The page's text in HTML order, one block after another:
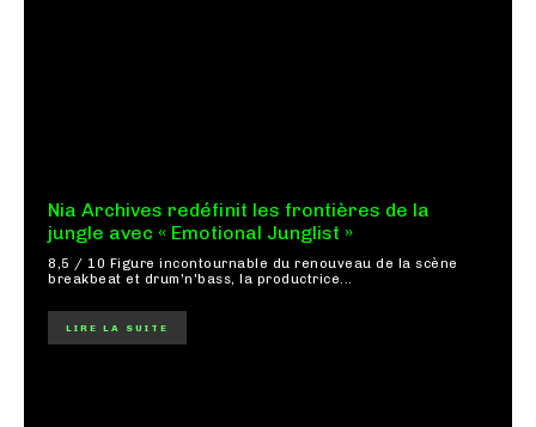
Nia Archives redéfinit les frontières de la
jungle avec « Emotional Junglist »
8,5 / 10 Figure incontournable du renouveau de la scène
breakbeat et drum'n'bass, la productrice...
LIRE LA SUITE